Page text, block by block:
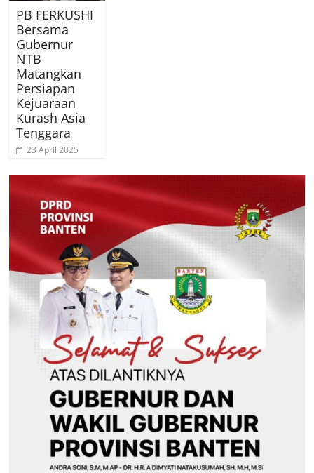
PB FERKUSHI
Bersama
Gubernur
NTB
Matangkan
Persiapan
Kejuaraan
Kurash Asia
Tenggara
23 April 2025